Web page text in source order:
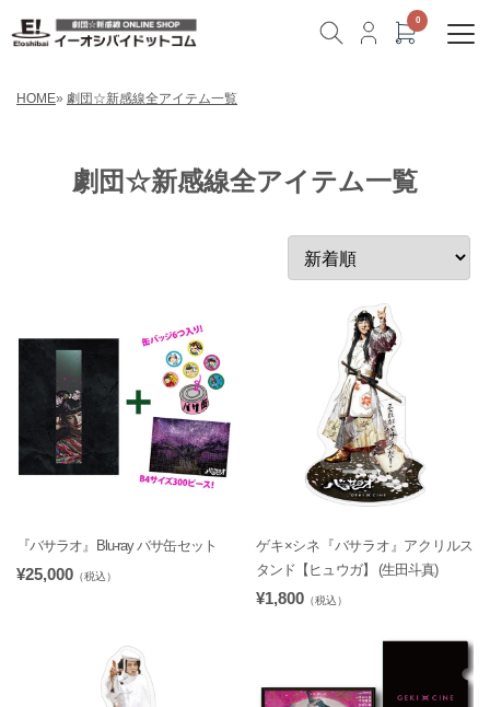
HOME» 劇団☆新感線全アイテム一覧
劇団☆新感線全アイテム一覧
『バサラオ』Blu-ray バサ缶セット
¥25,000 （税込）
ゲキ×シネ『バサラオ』アクリルス
タンド【ヒュウガ】 (生田斗真)
¥1,800 （税込）